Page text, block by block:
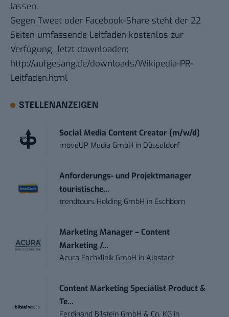
lassen.
Gegen Tweet oder Facebook-Share steht der 22
Seiten umfassende Leitfaden kostenlos zur
Verfügung. Jetzt downloaden:
http://aufgesang.de/downloads/Wikipedia-PR-
Leitfaden.html
STELLENANZEIGEN
Social Media Content Creator (m/w/d)
moveUP Media GmbH in Düsseldorf
Anforderungs- und Projektmanager
touristische...
trendtours Holding GmbH in Eschborn
Marketing Manager – Content
Marketing /...
Acura Fachklinik GmbH inAlbstadt
Content Marketing Specialist Product &
Te...
Ferdinand Bilstein GmbH & Co. KG in